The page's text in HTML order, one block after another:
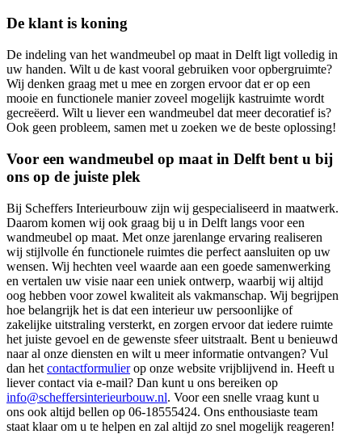
De klant is koning
De indeling van het wandmeubel op maat in Delft ligt volledig in
uw handen. Wilt u de kast vooral gebruiken voor opbergruimte?
Wij denken graag met u mee en zorgen ervoor dat er op een
mooie en functionele manier zoveel mogelijk kastruimte wordt
gecreëerd. Wilt u liever een wandmeubel dat meer decoratief is?
Ook geen probleem, samen met u zoeken we de beste oplossing!
Voor een wandmeubel op maat in Delft bent u bij
ons op de juiste plek
Bij Scheffers Interieurbouw zijn wij gespecialiseerd in maatwerk.
Daarom komen wij ook graag bij u in Delft langs voor een
wandmeubel op maat. Met onze jarenlange ervaring realiseren
wij stijlvolle én functionele ruimtes die perfect aansluiten op uw
wensen. Wij hechten veel waarde aan een goede samenwerking
en vertalen uw visie naar een uniek ontwerp, waarbij wij altijd
oog hebben voor zowel kwaliteit als vakmanschap. Wij begrijpen
hoe belangrijk het is dat een interieur uw persoonlijke of
zakelijke uitstraling versterkt, en zorgen ervoor dat iedere ruimte
het juiste gevoel en de gewenste sfeer uitstraalt. Bent u benieuwd
naar al onze diensten en wilt u meer informatie ontvangen? Vul
dan het contactformulierop onze website vrijblijvend in. Heeft u
liever contact via e-mail? Dan kunt u ons bereiken op
info@scheffersinterieurbouw.nl. Voor een snelle vraag kunt u
ons ook altijd bellen op 06-18555424. Ons enthousiaste team
staat klaar om u te helpen en zal altijd zo snel mogelijk reageren!